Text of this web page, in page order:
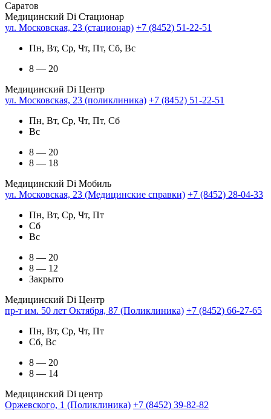
Саратов
Медицинский Di Стационар
ул. Московская, 23 (стационар) +7 (8452) 51-22-51
Пн, Вт, Ср, Чт, Пт, Сб, Вс
8 — 20
Медицинский Di Центр
ул. Московская, 23 (поликлиника) +7 (8452) 51-22-51
Пн, Вт, Ср, Чт, Пт, Сб
Вс
8 — 20
8 — 18
Медицинский Di Мобиль
ул. Московская, 23 (Медицинские справки) +7 (8452) 28-04-33
Пн, Вт, Ср, Чт, Пт
Сб
Вс
8 — 20
8 — 12
Закрыто
Медицинский Di Центр
пр-т им. 50 лет Октября, 87 (Поликлиника) +7 (8452) 66-27-65
Пн, Вт, Ср, Чт, Пт
Сб, Вс
8 — 20
8 — 14
Медицинский Di центр
Оржевского, 1 (Поликлиника) +7 (8452) 39-82-82